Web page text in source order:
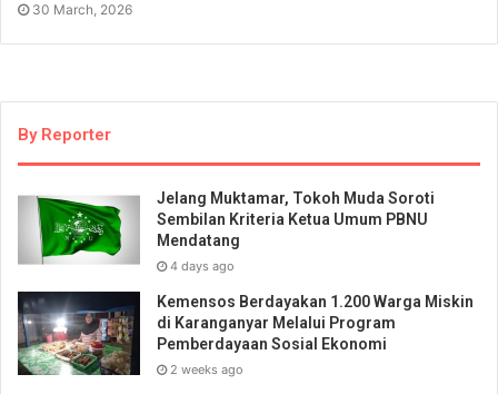
30 March, 2026
By Reporter
Jelang Muktamar, Tokoh Muda Soroti
Sembilan Kriteria Ketua Umum PBNU
Mendatang
4 days ago
Kemensos Berdayakan 1.200 Warga Miskin
di Karanganyar Melalui Program
Pemberdayaan Sosial Ekonomi
2 weeks ago